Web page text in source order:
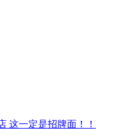
这一定是招牌面！！